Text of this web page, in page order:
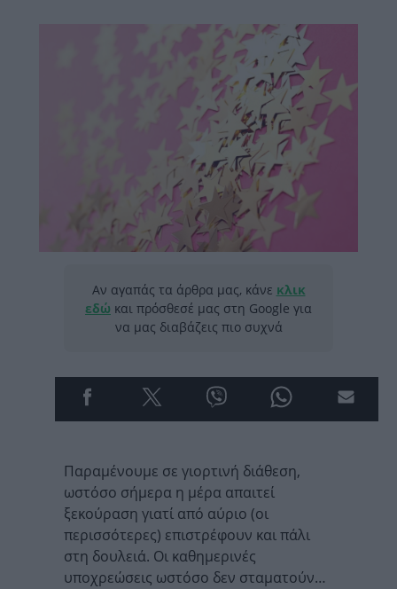
Αν αγαπάς τα άρθρα μας, κάνε κλικ
εδώ και πρόσθεσέ μας στη Google για
να μας διαβάζεις πιο συχνά
Παραμένουμε σε γιορτινή διάθεση,
ωστόσο σήμερα η μέρα απαιτεί
ξεκούραση γιατί από αύριο (οι
περισσότερες) επιστρέφουν και πάλι
στη δουλειά. Οι καθημερινές
υποχρεώσεις ωστόσο δεν σταματούν…